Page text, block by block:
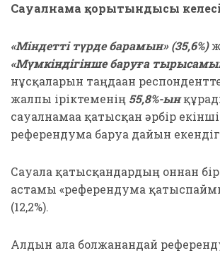
Сауалнама қорытындысы
«Міндетті түрде барамын» (35,6%)
«Мүмкіндігінше баруға
нұсқаларын таңдаған
жалпы іріктеменің 55,8%-ын
сауалнамаға қатысқан әрбір
референдумға баруға дайын
Сауалға қатысқандардың оннан бір
астамы «референдумға
(12,2%).
Алдын ала болжанғандай